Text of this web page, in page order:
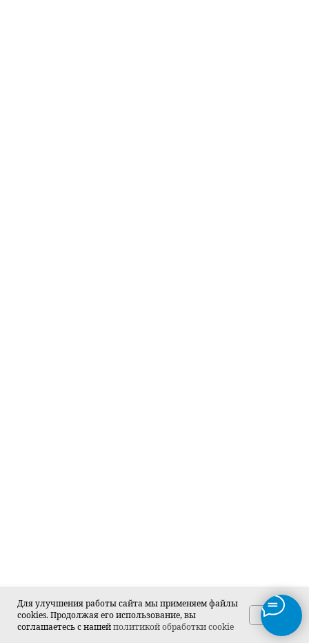
Для улучшения работы сайта мы применяем файлы
cookies. Продолжая его использование, вы
соглашаетесь с нашейполитикой обработки cookie
OK